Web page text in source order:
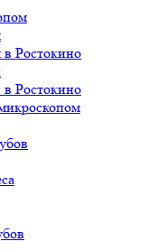
в Ростокино
в Ростокино